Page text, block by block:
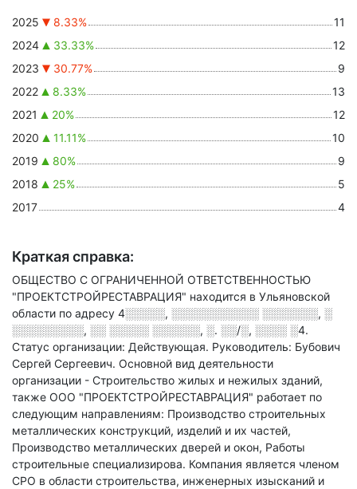
2025 8.33%
11
2024
33.33%
12
2023
30.77%
9
2022
8.33%
13
2021
20%
12
2020
11.11%
10
2019
80%
9
2018
25%
5
2017
4
Краткая справка:
ОБЩЕСТВО С ОГРАНИЧЕННОЙ ОТВЕТСТВЕННОСТЬЮ
"ПРОЕКТСТРОЙРЕСТАВРАЦИЯ" находится в Ульяновской
области по адресу 4░░░░░, ░░░░░░░░░░░ ░░░░░░░, ░
░░░░░░░░░, ░░ ░░░░░ ░░░░░░, ░. ░░/░, ░░░░ ░4.
Статус организации: Действующая. Руководитель: Бубович
Сергей Сергеевич. Основной вид деятельности
организации - Строительство жилых и нежилых зданий,
также ООО "ПРОЕКТСТРОЙРЕСТАВРАЦИЯ" работает по
следующим направлениям: Производство строительных
металлических конструкций, изделий и их частей,
Производство металлических дверей и окон, Работы
строительные специализирова. Компания является членом
СРО в области строительства, инженерных изысканий и